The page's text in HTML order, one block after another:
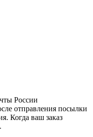
России
отправления посылки
Когда ваш заказ